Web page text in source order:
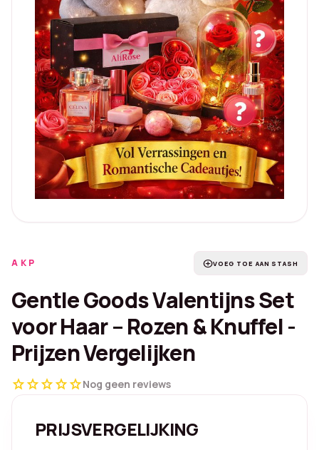
AKP add_circleVOEG TOE AAN STASH
Gentle Goods Valentijns Set
voor Haar – Rozen & Knuffel -
Prijzen Vergelijken
starstarstarstarstarNog geen reviews
PRIJSVERGELIJKING